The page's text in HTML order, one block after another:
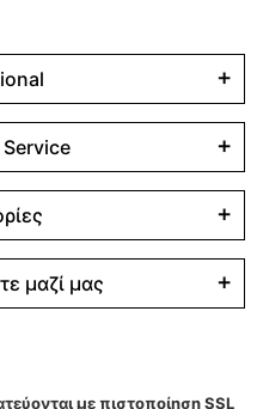
μαζί μας
με πιστοποίηση SSL